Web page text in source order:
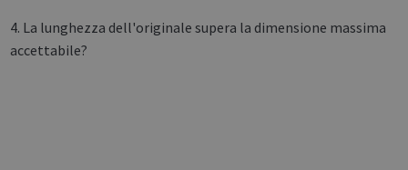
4. La lunghezza dell'originale supera la dimensione massima
accettabile?